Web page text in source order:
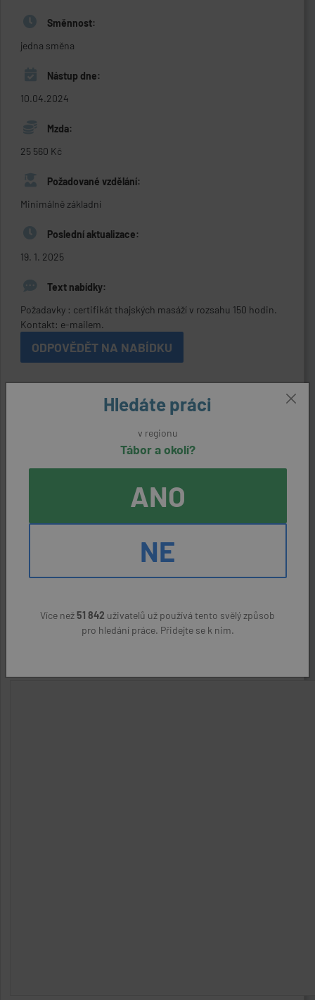
Směnnost:
jedna směna
Nástup dne:
10.04.2024
Mzda:
25 560 Kč
Požadované vzdělání:
Minimálně základní
Poslední aktualizace:
19. 1. 2025
Text nabídky:
Požadavky : certifikát thajských masáží v rozsahu 150 hodin.
Kontakt: e-mailem.
ODPOVĚDĚT NA NABÍDKU
Kontaktní údaje
Kontaktní osoba:
Nahlásit podezřelý inzerát
Hledáte práci
v regionu
Tábor a okolí?
ANO
NE
Více než51 842 uživatelů už používá tento svělý způsob
pro hledání práce. Přidejte se k nim.